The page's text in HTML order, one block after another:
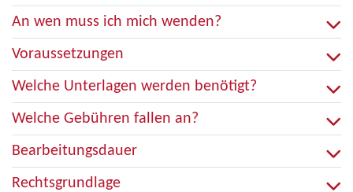
An wen muss ich mich wenden?
Voraussetzungen
Welche Unterlagen werden benötigt?
Welche Gebühren fallen an?
Bearbeitungsdauer
Rechtsgrundlage